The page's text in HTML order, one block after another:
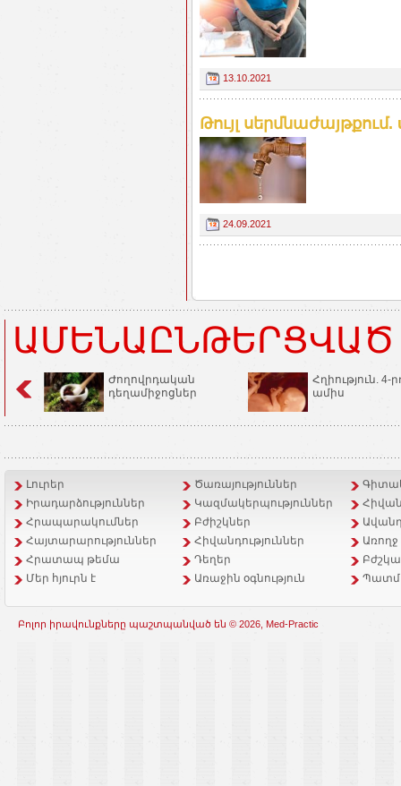
13.10.2021
Թույլ սերմնաժայթքում.
24.09.2021
Ժողովրդական
դեղամիջոցներ
Հղիություն. 4-
ամիս
Լուրեր Ծառայություններ
Իրադարձություններ
Կազմակերպություններ
Հրապարակումներ
Բժիշկներ
Հայտարարություններ
Հիվանդություններ
Հրատապ թեմա
Դեղեր
Մեր հյուրն է
Առաջին օգնություն
Բոլոր իրավունքները պաշտպանված են © 2026, Med-Practic